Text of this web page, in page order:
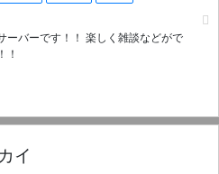
ーバーです！！ 楽しく雑談などがで
！
イ